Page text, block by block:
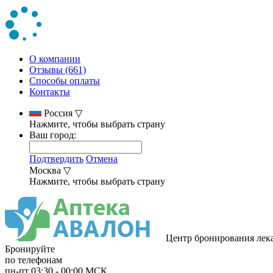
О компании
Отзывы (661)
Способы оплаты
Контакты
Россия ▽
Нажмите, чтобы выбрать страну
Ваш город:
Подтвердить Отмена
Москва ▽
Нажмите, чтобы выбрать страну
Центр бронирования
Бронируйте
по телефонам
пн-пт 03:30 - 00:00 МСК